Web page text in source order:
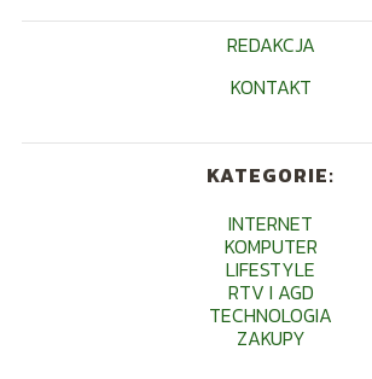
REDAKCJA
KONTAKT
KATEGORIE:
INTERNET
KOMPUTER
LIFESTYLE
RTV I AGD
TECHNOLOGIA
ZAKUPY